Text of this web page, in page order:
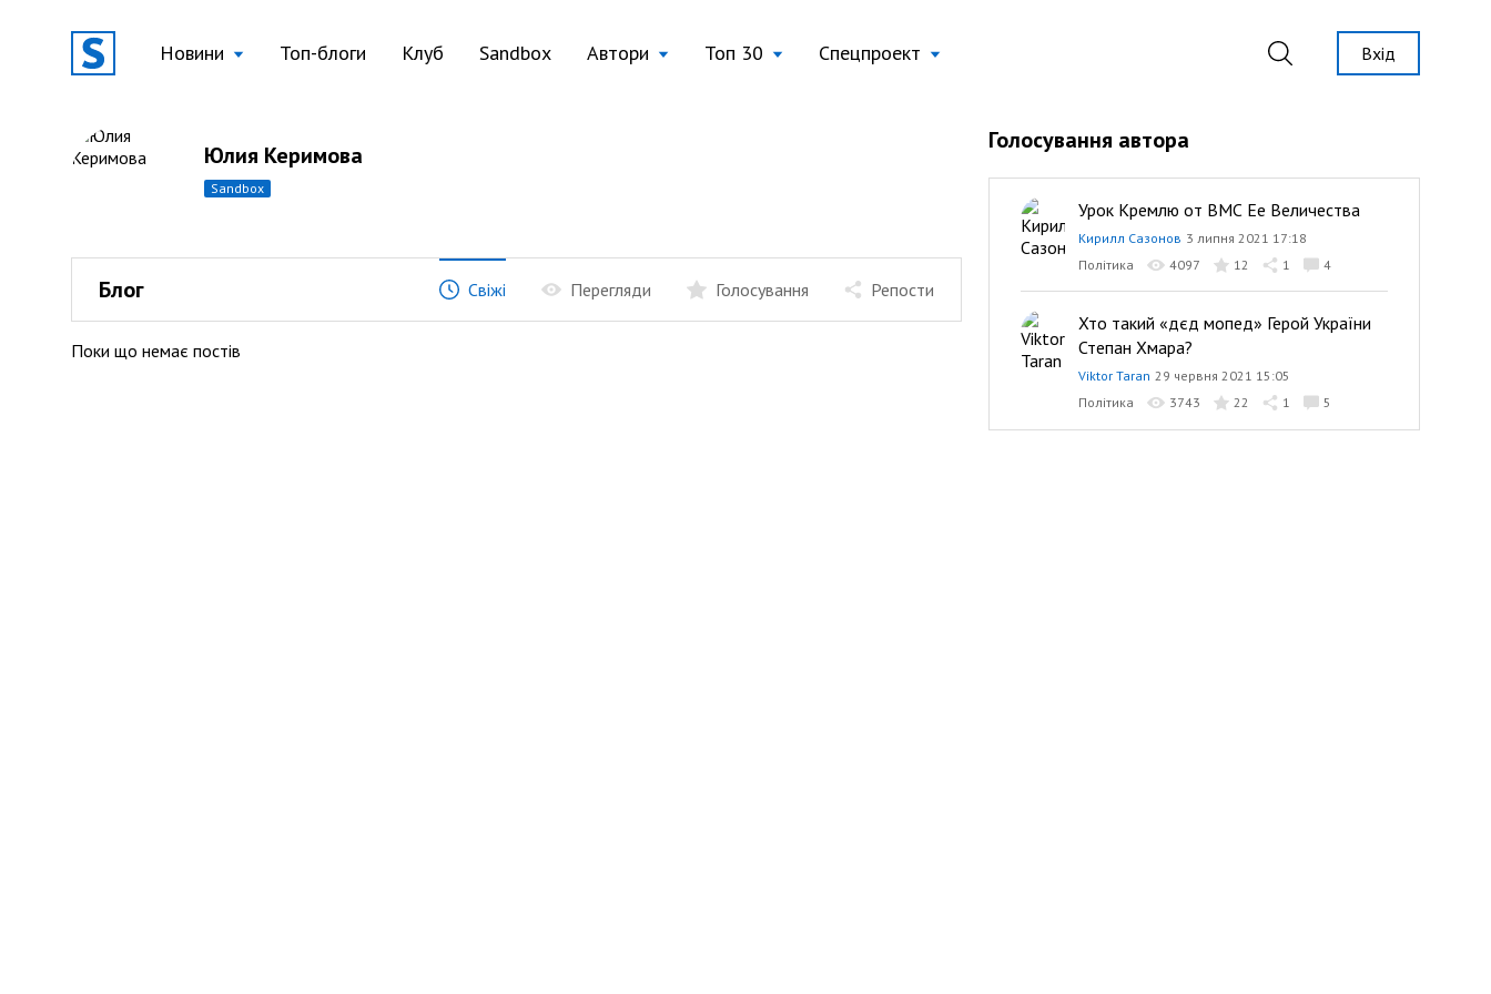
Новини Топ-блоги Клуб Sandbox Автори Топ 30 Спецпроект Вхід
Юлия Керимова
sandbox
Блог Свіжі Перегляди Голосування Репости
Поки що немає постів
Голосування автора
Урок Кремлю от ВМС Ее Величества
Кирилл Сазонов 3 липня 2021 17:18
Політика
4097 12 1 4
Хто такий «дєд мопед» Герой України
Степан Хмара?
Viktor Taran 29 червня 2021 15:05
Політика
3743 22 1 5